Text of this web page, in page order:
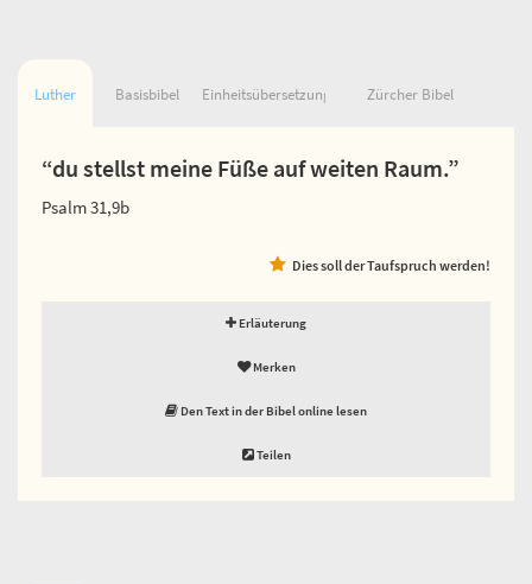
Luther Basisbibel Einheitsübersetzung Zürcher Bibel
“du stellst meine Füße auf weiten Raum.”
Psalm 31,9b
Dies soll der Taufspruch werden!
Erläuterung
Merken
Den Text in der Bibel online lesen
Teilen